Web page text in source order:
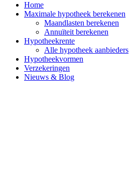
Home
Maximale hypotheek berekenen
Maandlasten berekenen
Annuïteit berekenen
Hypotheekrente
Alle hypotheek aanbieders
Hypotheekvormen
Verzekeringen
Nieuws & Blog